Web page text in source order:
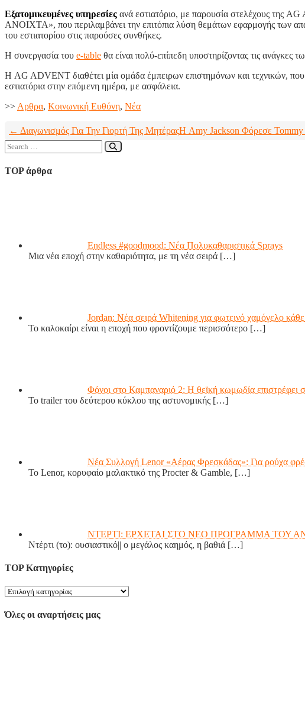
Εξατομικευμένες υπηρεσίες ανά εστιατόριο, με παρουσία στελέχους της
ΑΝΟΙΧΤΑ», που περιλαμβάνει την επιτόπια λύση θεμάτων εφαρμογής των
του εστιατορίου στις παρούσες συνθήκες.
Η συνεργασία του e-table θα είναι πολύ-επίπεδη υποστηρίζοντας τις ανάγκες
Η AG ADVENT διαθέτει μία ομάδα έμπειρων επιστημόνων και τεχνικών, που
εστιατόρια στην επόμενη ημέρα, με ασφάλεια.
>> Aρθρα, Κοινωνική Ευθύνη, Νέα
← Διαγωνισμός Για Την Γιορτή Της ΜητέραςΗ Amy Jackson Φόρεσε
TOP άρθρα
Endless #goodmood: Νέα Πολυκαθαριστικά Sprays
Μια νέα εποχή στην καθαριότητα, με τη νέα σειρά […]
Jordan: Νέα σειρά Whitening για φωτεινό χαμόγελο
Το καλοκαίρι είναι η εποχή που φροντίζουμε περισσότερο […]
Φόνοι στο Καμπαναριό 2: Η θεϊκή κωμωδία επιστρέφει
Το trailer του δεύτερου κύκλου της αστυνομικής […]
Νέα Συλλογή Lenor «Αέρας Φρεσκάδας»: Για ρούχα
Το Lenor, κορυφαίο μαλακτικό της Procter & Gamble, […]
ΝΤΕΡΤΙ: ΕΡΧΕΤΑΙ ΣΤΟ ΝΕΟ ΠΡΟΓΡΑΜΜΑ ΤΟΥ
Ντέρτι (το): ουσιαστικό|| ο μεγάλος καημός, η βαθιά […]
TOP Κατηγορίες
Όλες οι αναρτήσεις μας